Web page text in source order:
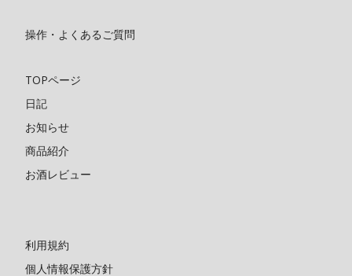
操作・よくあるご質問
TOPページ
日記
お知らせ
商品紹介
お酒レビュー
利用規約
個人情報保護方針